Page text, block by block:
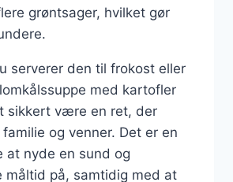
grøntsager, hvilket gør
serverer den til frokost eller
med kartofler
sikkert være en ret, der
og venner. Det er en
at nyde en sund og
måltid på, samtidig med at